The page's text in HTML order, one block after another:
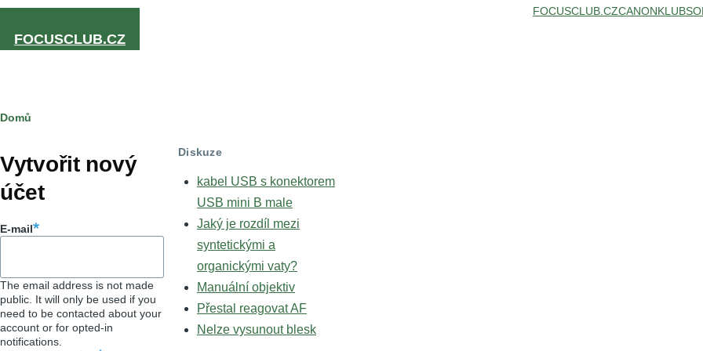
Přejít k hlavnímu obsahu
FOCUSCLUB.CZ
FOCUSCLUB.CZCANONKLUB
Hlavní
záložky
Drobečková
navigace
Domů
Vytvořit nový
účet
E-mail
The email address is not made
public. It will only be used if you
need to be contacted about your
account or for opted-in
notifications.
Diskuze
kabel USB s konektorem
USB mini B male
Jaký je rozdíl mezi
syntetickými a
organickými vaty?
Manuální objektiv
Přestal reagovat AF
Nelze vysunout blesk